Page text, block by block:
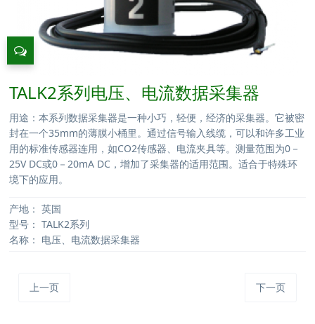
TALK2系列电压、电流数据采集器
用途：本系列数据采集器是一种小巧，轻便，经济的采集器。它被密
封在一个35mm的薄膜小桶里。通过信号输入线缆，可以和许多工业
用的标准传感器连用，如CO2传感器、电流夹具等。测量范围为0－
25V DC或0－20mA DC，增加了采集器的适用范围。适合于特殊环
境下的应用。
产地： 英国
型号： TALK2系列
名称： 电压、电流数据采集器
上一页 下一页